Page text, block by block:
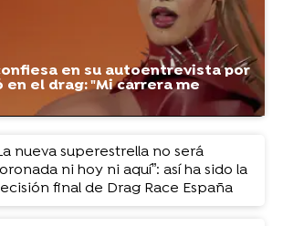
en su autoentrevista por
en el drag: "Mi carrera me
nueva superestrella no será
ni hoy ni aquí”: así ha sido la
final de Drag Race España